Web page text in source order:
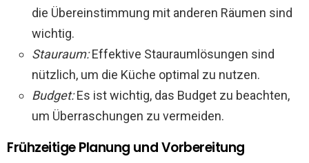
die Übereinstimmung mit anderen Räumen sind
wichtig.
Stauraum:Effektive Stauraumlösungen sind
nützlich, um die Küche optimal zu nutzen.
Budget:Es ist wichtig, das Budget zu beachten,
um Überraschungen zu vermeiden.
Frühzeitige Planung und Vorbereitung